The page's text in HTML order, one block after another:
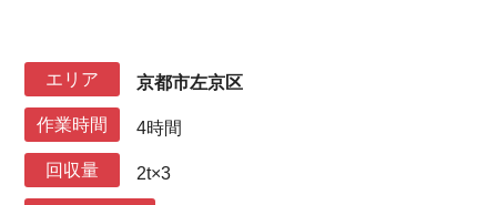
エリア 京都市左京区
作業時間 4時間
回収量 2t×3